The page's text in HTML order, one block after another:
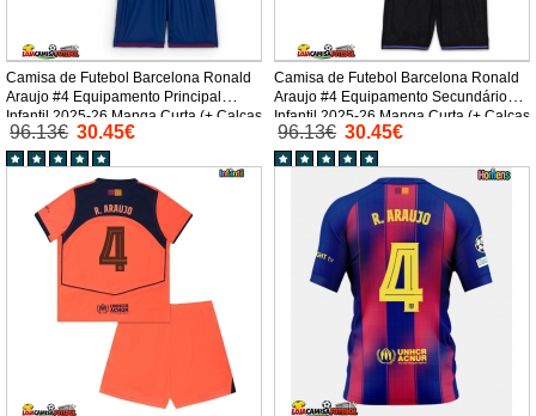
Camisa de Futebol Barcelona Ronald
Araujo #4 Equipamento Principal
Infantil 2025-26 Manga Curta (+ Calças
curtas)
96.13€ 30.45€
Camisa de Futebol Barcelona Ronald
Araujo #4 Equipamento Secundário
Infantil 2025-26 Manga Curta (+ Calças
curtas)
96.13€ 30.45€